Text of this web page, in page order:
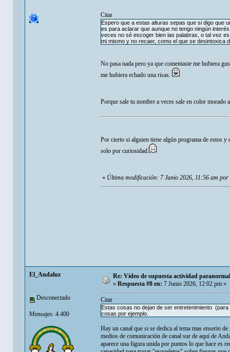
Citar
Espero que a estas alturas sepas que si digo que
es para aclarar que aunque no tengo ningún
veces no sé escoger bien las palabras, o tal vez
mi mismo y no recaer, como el que se desintoxica
No pasa nada pero ya que comentaste me hubiera
me hubiera echado una risas.
Porque sale tu nombre a veces sale en color
Por cierto si alguien tiene algún programa de estos y
solo por curiosidad.
« Última modificación: 7 Junio 2026, 11:56 am por
El_Andaluz
Desconectado
Mensajes: 4.400
Re: Vídeo de supuesta actividad
«Respuesta #8 en:7 Junio 2026, 12:02 pm »
Citar
Estas cosas no dejan de ser entretenimiento
cosas por ejemplo.
Hay un canal que si se dedica al tema mas enserio
medios de comunicación de canal sur de aquí de
aparece una figura unida por puntos lo que hace es